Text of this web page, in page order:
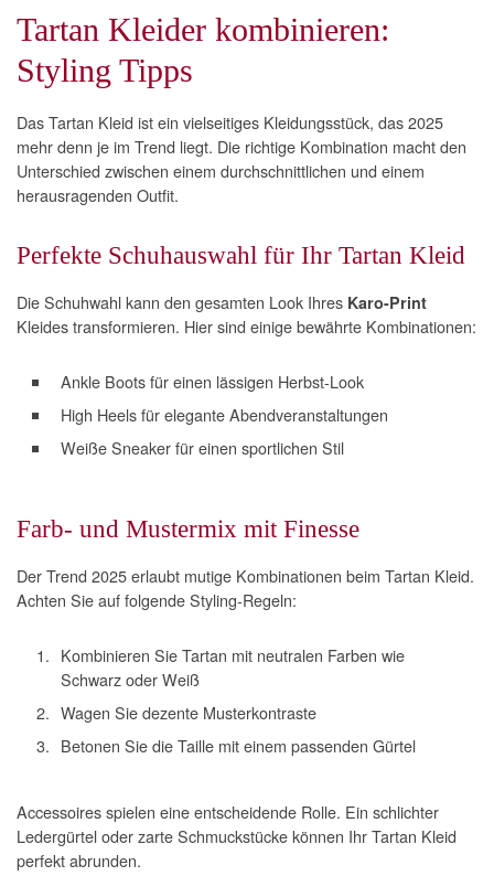
Tartan Kleider kombinieren:
Styling Tipps
Das Tartan Kleid ist ein vielseitiges Kleidungsstück, das 2025
mehr denn je im Trend liegt. Die richtige Kombination macht den
Unterschied zwischen einem durchschnittlichen und einem
herausragenden Outfit.
Perfekte Schuhauswahl für Ihr Tartan Kleid
Die Schuhwahl kann den gesamten Look Ihres Karo-Print
Kleides transformieren. Hier sind einige bewährte Kombinationen:
Ankle Boots für einen lässigen Herbst-Look
High Heels für elegante Abendveranstaltungen
Weiße Sneaker für einen sportlichen Stil
Farb- und Mustermix mit Finesse
Der Trend 2025 erlaubt mutige Kombinationen beim Tartan Kleid.
Achten Sie auf folgende Styling-Regeln:
Kombinieren Sie Tartan mit neutralen Farben wie
Schwarz oder Weiß
Wagen Sie dezente Musterkontraste
Betonen Sie die Taille mit einem passenden Gürtel
Accessoires spielen eine entscheidende Rolle. Ein schlichter
Ledergürtel oder zarte Schmuckstücke können Ihr Tartan Kleid
perfekt abrunden.